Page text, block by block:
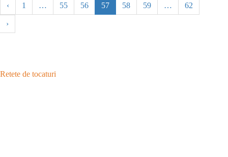
‹ 1 … 55 56 57 58 59 … 62
›
Retete de tocaturi